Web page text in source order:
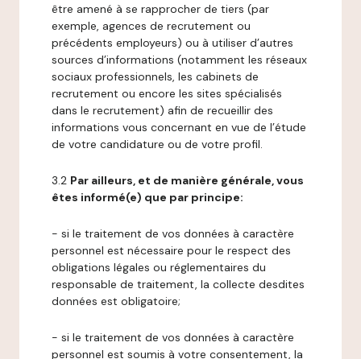
être amené à se rapprocher de tiers (par
exemple, agences de recrutement ou
précédents employeurs) ou à utiliser d’autres
sources d’informations (notamment les réseaux
sociaux professionnels, les cabinets de
recrutement ou encore les sites spécialisés
dans le recrutement) afin de recueillir des
informations vous concernant en vue de l’étude
de votre candidature ou de votre profil.
3.2 Par ailleurs, et de manière générale, vous
êtes informé(e) que par principe:
- si le traitement de vos données à caractère
personnel est nécessaire pour le respect des
obligations légales ou réglementaires du
responsable de traitement, la collecte desdites
données est obligatoire;
- si le traitement de vos données à caractère
personnel est soumis à votre consentement, la